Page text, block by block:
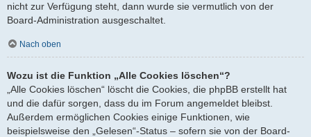
nicht zur Verfügung steht, dann wurde sie vermutlich von der
Board-Administration ausgeschaltet.
Nach oben
Wozu ist die Funktion „Alle Cookies löschen“?
„Alle Cookies löschen“ löscht die Cookies, die phpBB erstellt hat
und die dafür sorgen, dass du im Forum angemeldet bleibst.
Außerdem ermöglichen Cookies einige Funktionen, wie
beispielsweise den „Gelesen“-Status – sofern sie von der Board-